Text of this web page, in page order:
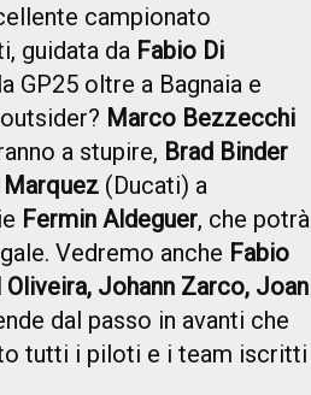
campionato
guidata da Fabio Di
GP25 oltre a Bagnaia e
Marco Bezzecchi
a stupire, Brad Binder
(Ducati) a
Fermin Aldeguer, che potrà
Vedremo anche Fabio
Johann Zarco, Joan
dal passo in avanti che
tutti i piloti e i team iscritti